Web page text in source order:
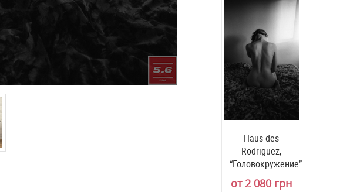
Haus des
Rodriguez,
“Головокружение”
от 2 080 грн